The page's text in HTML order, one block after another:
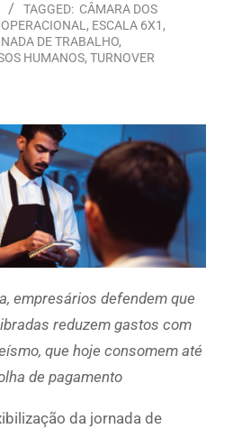
TAGGED: CÂMARA DOS
, ESCALA 6X1 ,
DE TRABALHO,
HUMANOS, TURNOVER
empresários defendem que
reduzem gastos com
que hoje consomem até
de pagamento
da jornada de